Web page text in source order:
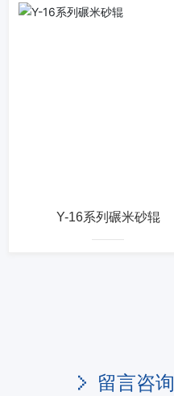
Y-16系列碾米砂辊
留言咨询